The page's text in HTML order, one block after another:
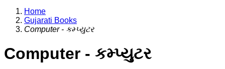
Home
Gujarati Books
Computer - કમ્પ્યુટર
Computer - કમ્પ્યુટર